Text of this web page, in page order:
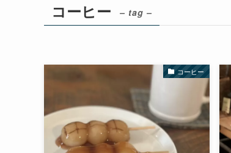
コーヒー – tag –
コーヒー